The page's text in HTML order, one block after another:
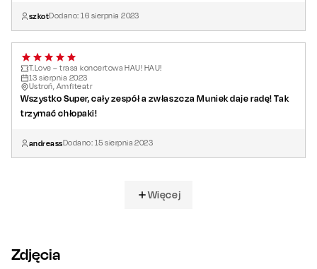
szkotDodano:16 sierpnia 2023
T.Love – trasa koncertowa HAU! HAU!
13 sierpnia 2023
Ustroń, Amfiteatr
Wszystko Super, cały zespół a zwłaszcza Muniek daje radę! Tak
trzymać chłopaki!
andreassDodano: 15 sierpnia 2023
Więcej
Zdjęcia